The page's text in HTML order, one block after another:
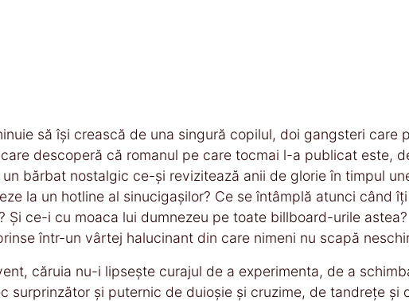
să își crească de una singură copilul, doi gangsteri care
descoperă că romanul pe care tocmai l-a publicat este,
bărbat nostalgic ce-și revizitează anii de glorie în timpul
la un hotline al sinucigașilor? Ce se întâmplă atunci când
ce-i cu moaca lui dumnezeu pe toate billboard-urile astea?
într-un vârtej halucinant din care nimeni nu scapă
căruia nu-i lipsește curajul de a experimenta, de a
surprinzător și puternic de duioșie și cruzime, de tandrețe și